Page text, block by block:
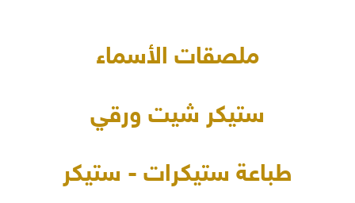
ملصقات الأسماء
ستيكر شيت ورقي
طباعة ستيكرات - ستيكر